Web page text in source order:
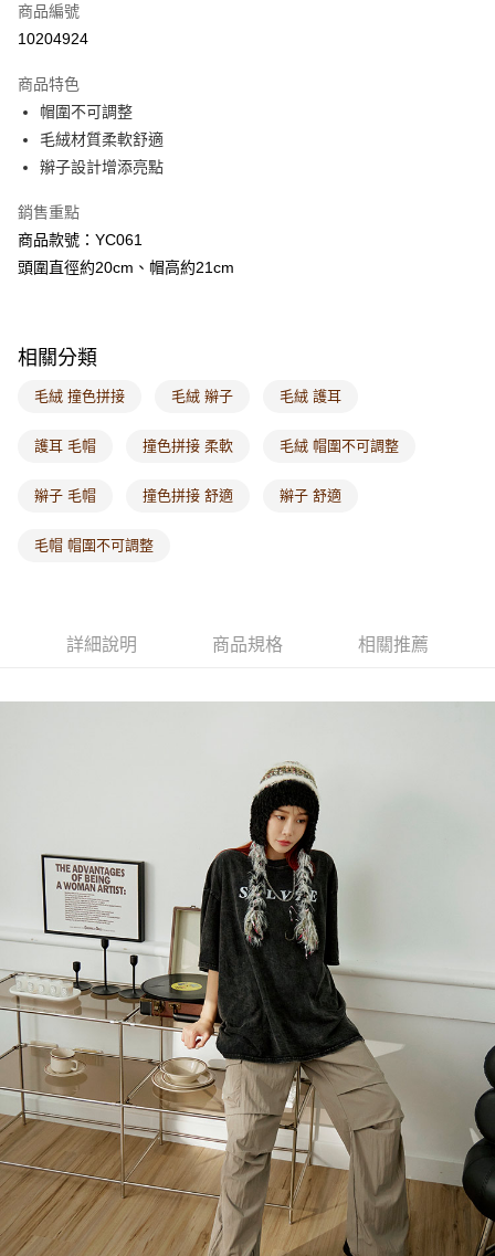
萊爾富取貨付款
付款後萊爾富取貨
每筆NT$60，滿NT$1,000(含以上)免運費
7-11取貨付款
每筆NT$60，滿NT$1,000(含以上)免運費
付款後7-11取貨
每筆NT$60，滿NT$1,000(含以上)免運費
每筆NT$120，滿NT$1,000(含以上)免運費
付款後門市自取
海外配送-港/澳/新/馬/泰國專屬
海外配送-其他亞洲地區
海外配送-歐美地區
商品編號
10204924
商品特色
帽圍不可調整
毛絨材質柔軟舒適
辮子設計增添亮點
銷售重點
商品款號：YC061
頭圍直徑約20cm、帽高約21cm
相關分類
毛絨 撞色拼接 毛絨 辮子 毛絨 護耳
護耳 毛帽 撞色拼接 柔軟 毛絨 帽圍不可調整
辮子 毛帽 撞色拼接 舒適 辮子 舒適
毛帽 帽圍不可調整
詳細說明 商品規格 相關推薦